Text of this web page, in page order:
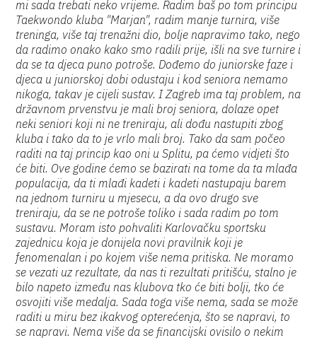
mi sada trebati neko vrijeme. Radim baš po tom principu
Taekwondo kluba "Marjan", radim manje turnira, više
treninga, više taj trenažni dio, bolje napravimo tako, nego
da radimo onako kako smo radili prije, išli na sve turnire i
da se ta djeca puno potroše. Dođemo do juniorske faze i
djeca u juniorskoj dobi odustaju i kod seniora nemamo
nikoga, takav je cijeli sustav. I Zagreb ima taj problem, na
državnom prvenstvu je mali broj seniora, dolaze opet
neki seniori koji ni ne treniraju, ali dođu nastupiti zbog
kluba i tako da to je vrlo mali broj. Tako da sam počeo
raditi na taj princip kao oni u Splitu, pa ćemo vidjeti što
će biti. Ove godine ćemo se bazirati na tome da ta mlađa
populacija, da ti mlađi kadeti i kadeti nastupaju barem
na jednom turniru u mjesecu, a da ovo drugo sve
treniraju, da se ne potroše toliko i sada radim po tom
sustavu. Moram isto pohvaliti Karlovačku sportsku
zajednicu koja je donijela novi pravilnik koji je
fenomenalan i po kojem više nema pritiska. Ne moramo
se vezati uz rezultate, da nas ti rezultati pritišću, stalno je
bilo napeto između nas klubova tko će biti bolji, tko će
osvojiti više medalja. Sada toga više nema, sada se može
raditi u miru bez ikakvog opterećenja, što se napravi, to
se napravi. Nema više da se financijski ovisilo o nekim